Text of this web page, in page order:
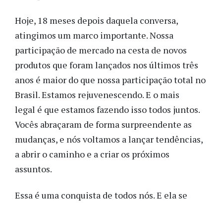
Hoje, 18 meses depois daquela conversa,
atingimos um marco importante. Nossa
participação de mercado na cesta de novos
produtos que foram lançados nos últimos três
anos é maior do que nossa participação total no
Brasil. Estamos rejuvenescendo. E o mais
legal é que estamos fazendo isso todos juntos.
Vocês abraçaram de forma surpreendente as
mudanças, e nós voltamos a lançar tendências,
a abrir o caminho e a criar os próximos
assuntos.
Essa é uma conquista de todos nós. E ela se